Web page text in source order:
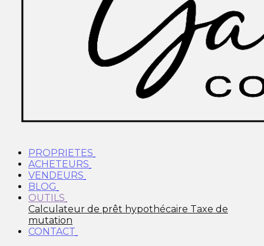
PROPRIETES
ACHETEURS
VENDEURS
BLOG
OUTILS
Calculateur de prêt hypothécaire Taxe de
mutation
CONTACT